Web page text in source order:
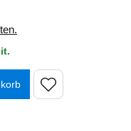
Wert ein oder